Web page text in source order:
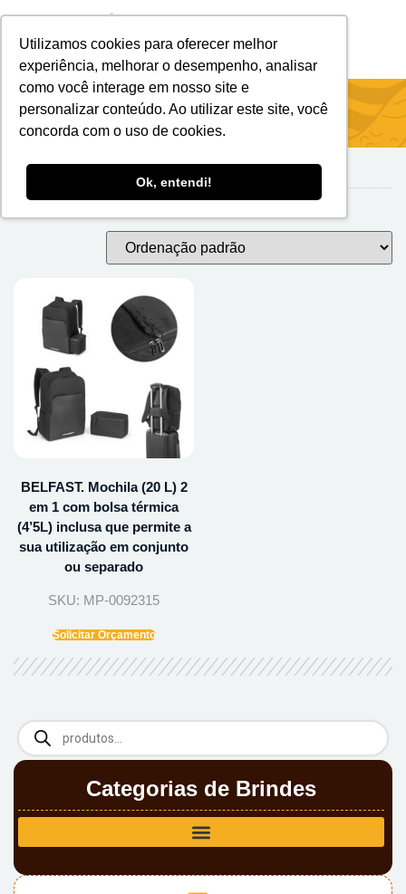
Utilizamos cookies para oferecer melhor
experiência, melhorar o desempenho, analisar
como você interage em nosso site e
personalizar conteúdo. Ao utilizar este site, você
concorda com o uso de cookies.
Ok, entendi!
Início/ Bolsas Térmicas E Outras Bolsas
Categorias de Brindes
Bolsas Térmicas e Outras Bolsas
BELFAST. Mochila (20 L) 2
em 1 com bolsa térmica
(4’5L) inclusa que permite a
sua utilização em conjunto
ou separado
SKU: MP-0092315
Solicitar Orçamento